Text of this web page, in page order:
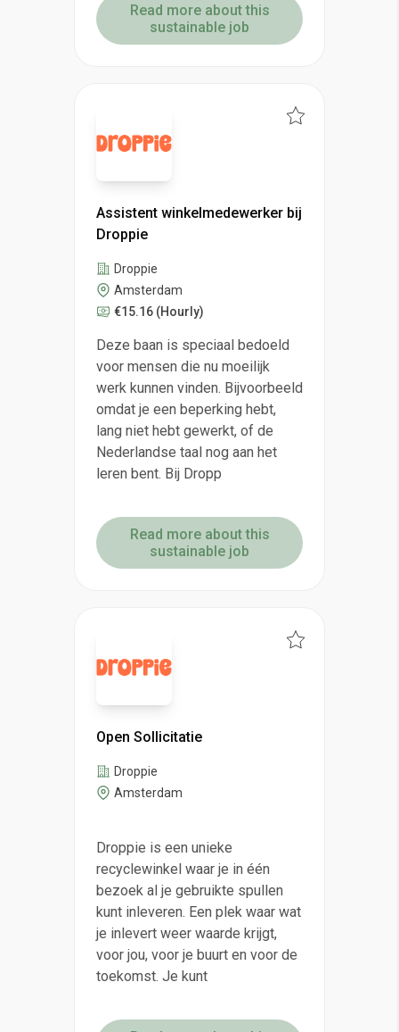
Read more about this
sustainable job
Assistent winkelmedewerker bij
Droppie
Droppie
Amsterdam
€15.16 (Hourly)
Deze baan is speciaal bedoeld
voor mensen die nu moeilijk
werk kunnen vinden. Bijvoorbeeld
omdat je een beperking hebt,
lang niet hebt gewerkt, of de
Nederlandse taal nog aan het
leren bent. Bij Dropp
Read more about this
sustainable job
Open Sollicitatie
Droppie
Amsterdam
Droppie is een unieke
recyclewinkel waar je in één
bezoek al je gebruikte spullen
kunt inleveren. Een plek waar wat
je inlevert weer waarde krijgt,
voor jou, voor je buurt en voor de
toekomst. Je kunt